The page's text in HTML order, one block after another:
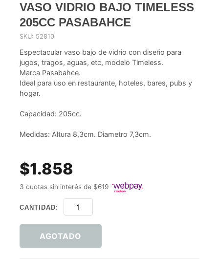
VASO VIDRIO BAJO TIMELESS
205CC PASABAHCE
SKU: 52810
Espectacular vaso bajo de vidrio con diseño para
jugos, tragos, aguas, etc, modelo Timeless.
Marca Pasabahce.
Ideal para uso en restaurante, hoteles, bares, pubs y
hogar.
Capacidad: 205cc.
Medidas: Altura 8,3cm. Diametro 7,3cm.
$1.858
3 cuotas sin interés de $619
CANTIDAD:
AGOTADO